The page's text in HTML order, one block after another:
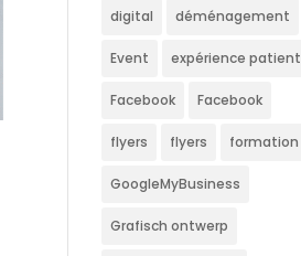
digital déménagement
Event expérience patient
Facebook Facebook
flyers flyers formation
GoogleMyBusiness
Grafisch ontwerp